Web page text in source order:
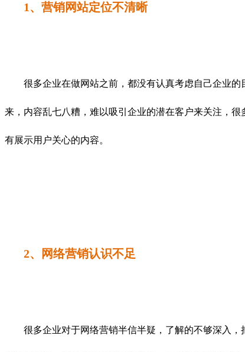
1、营销网站定位不清晰
很多企业在做网站之前，都没有认真考虑自己企业的
来，内容乱七八糟，难以吸引企业的潜在客户来关注，
有展示用户关心的内容。
2、网络营销认识不足
很多企业对于网络营销半信半疑，了解的不够深入，